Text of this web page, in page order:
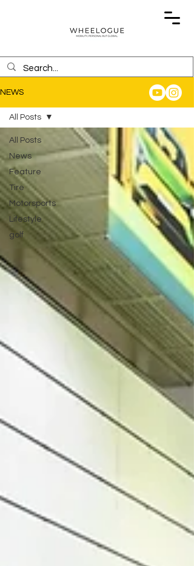
NEWS
All Posts
News
Feature
Tire
Motorsports
Lifestyle
golf
All Posts